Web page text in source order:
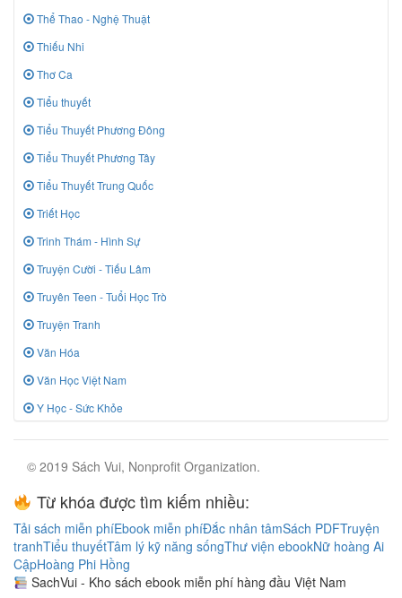
Thể Thao - Nghệ Thuật
Thiếu Nhi
Thơ Ca
Tiểu thuyết
Tiểu Thuyết Phương Đông
Tiểu Thuyết Phương Tây
Tiểu Thuyết Trung Quốc
Triết Học
Trinh Thám - Hình Sự
Truyện Cười - Tiếu Lâm
Truyên Teen - Tuổi Học Trò
Truyện Tranh
Văn Hóa
Văn Học Việt Nam
Y Học - Sức Khỏe
© 2019 Sách Vui, Nonprofit Organization.
Từ khóa được tìm kiếm nhiều:
Tải sách miễn phíEbook miễn phíĐắc nhân tâmSách PDFTruyện
tranhTiểu thuyếtTâm lý kỹ năng sốngThư viện ebookNữ hoàng Ai
CậpHoàng Phi Hồng
SachVui - Kho sách ebook miễn phí hàng đầu Việt Nam